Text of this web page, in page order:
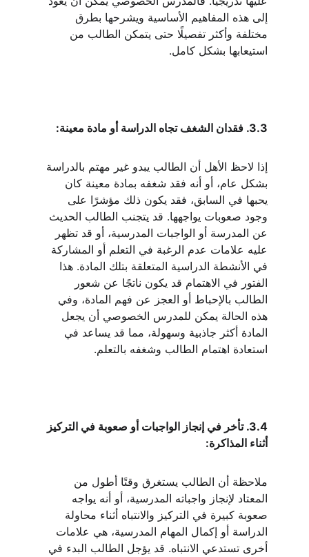
إلى هذه المفاهيم الأساسية ويشرحها بطرق
مختلفة وأكثر تفصيلًا حتى يتمكن الطالب من
استيعابها بشكل كامل.
3.3. فقدان الشغف تجاه الدراسة أو مادة معينة:
إذا لاحظ الأهل أن الطالب يبدو غير مهتم بالدراسة
بشكل عام، أو أنه فقد شغفه بمادة معينة كان
يحبها في السابق، فقد يكون ذلك مؤشرًا على
وجود صعوبات يواجهها. قد يتجنب الطالب الحديث
عن المدرسة أو الواجبات المدرسية، أو قد تظهر
عليه علامات عدم الرغبة في التعلم أو المشاركة
في الأنشطة الدراسية المتعلقة بتلك المادة. هذا
الفتور في الاهتمام قد يكون ناتجًا عن شعور
الطالب بالإحباط أو العجز عن فهم المادة، وفي
هذه الحالة يمكن للمدرس الخصوصي أن يجعل
المادة أكثر جاذبية وسهولة، مما قد يساعد في
استعادة اهتمام الطالب وشغفه بالتعلم.
3.4. تأخر في إنجاز الواجبات أو صعوبة في التركيز
أثناء المذاكرة:
ملاحظة أن الطالب يستغرق وقتًا أطول من
المعتاد لإنجاز واجباته المدرسية، أو أنه يواجه
صعوبة كبيرة في التركيز والانتباه أثناء محاولة
الدراسة أو إكمال المهام المدرسية، هي علامات
أخرى تستدعي الانتباه. قد يؤجل الطالب البدء في